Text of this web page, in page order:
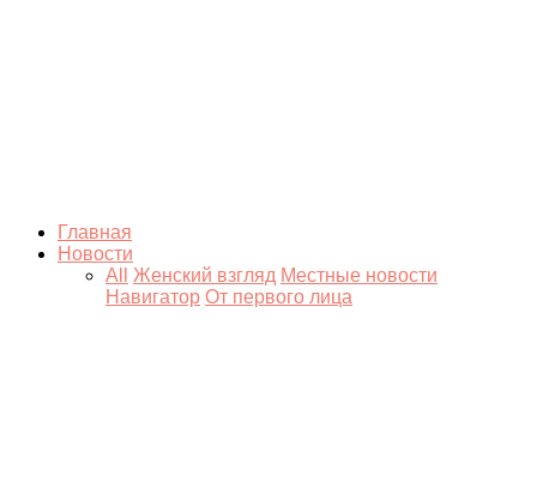
Главная
Новости
All
Женский взгляд Местные новости
Навигатор От первого лица